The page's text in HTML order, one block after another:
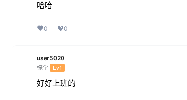
哈哈
0 0
user5020
探学 Lv1
好好上班的